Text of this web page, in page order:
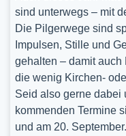
sind unterwegs – mit
Die Pilgerwege sind
Impulsen, Stille und
gehalten – damit auch
die wenig Kirchen-
Seid also gerne dabei
kommenden Termine
und am 20.